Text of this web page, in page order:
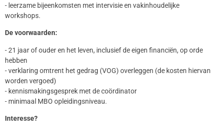
- leerzame bijeenkomsten met intervisie en vakinhoudelijke
workshops.
De voorwaarden:
- 21 jaar of ouder en het leven, inclusief de eigen financiën, op orde
hebben
- verklaring omtrent het gedrag (VOG) overleggen (de kosten hiervan
worden vergoed)
- kennismakingsgesprek met de coördinator
- minimaal MBO opleidingsniveau.
Interesse?